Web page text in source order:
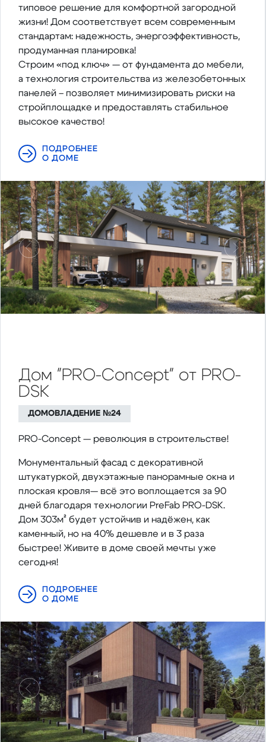
типовое решение для комфортной загородной
жизни! Дом соответствует всем современным
стандартам: надежность, энергоэффективность,
продуманная планировка!
Строим «под ключ» — от фундамента до мебели,
а технология строительства из железобетонных
панелей – позволяет минимизировать риски на
стройплощадке и предоставлять стабильное
высокое качество!
ПОДРОБНЕЕ
О ДОМЕ
Предыдущий
Дом "PRO-Concept" от PRO-
DSK
ДОМОВЛАДЕНИЕ №24
PRO-Concept — революция в строительстве!
Монументальный фасад с декоративной
штукатуркой, двухэтажные панорамные окна и
плоская кровля— всё это воплощается за 90
дней благодаря технологии PreFab PRO-DSK.
Дом 303м² будет устойчив и надёжен, как
каменный, но на 40% дешевле и в 3 раза
быстрее! Живите в доме своей мечты уже
сегодня!
ПОДРОБНЕЕ
О ДОМЕ
Предыдущий